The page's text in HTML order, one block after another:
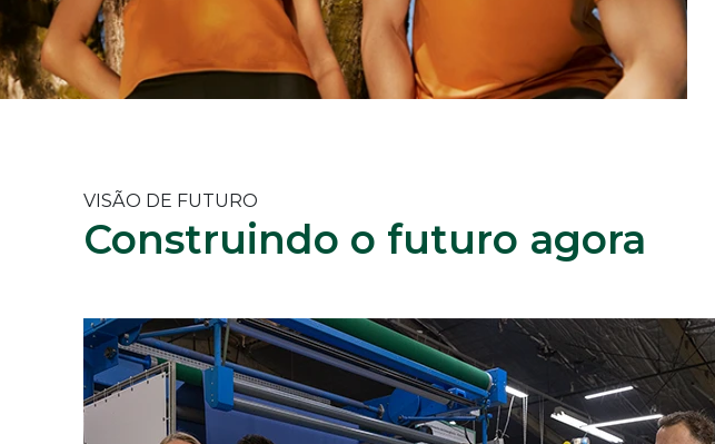
VISÃO DE FUTURO
Construindo o futuro agora